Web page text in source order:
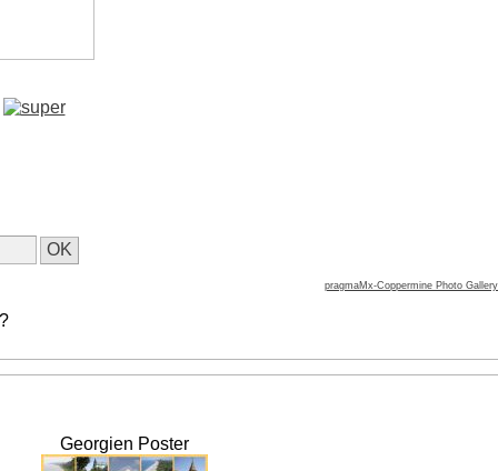
pragmaMx-Coppermine Photo Gallery
Georgien Poster